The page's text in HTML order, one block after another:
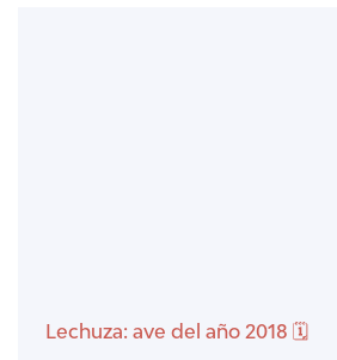
Lechuza: ave del año 2018 🗓